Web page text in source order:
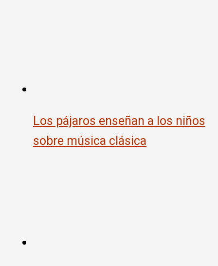
Los pájaros enseñan a los niños
sobre música clásica